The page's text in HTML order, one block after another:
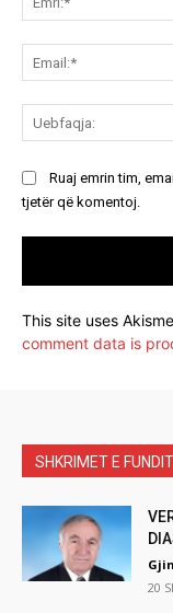
Ruaj emrin tim,
tjetër që komentoj.
This site uses
comment data is
SHKRIMET E FUNDIT
20